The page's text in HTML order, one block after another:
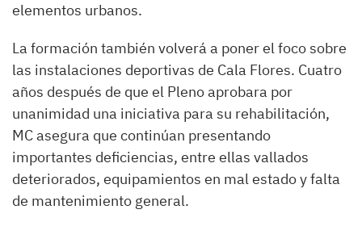
elementos urbanos.
La formación también volverá a poner el foco sobre
las instalaciones deportivas de Cala Flores. Cuatro
años después de que el Pleno aprobara por
unanimidad una iniciativa para su rehabilitación,
MC asegura que continúan presentando
importantes deficiencias, entre ellas vallados
deteriorados, equipamientos en mal estado y falta
de mantenimiento general.